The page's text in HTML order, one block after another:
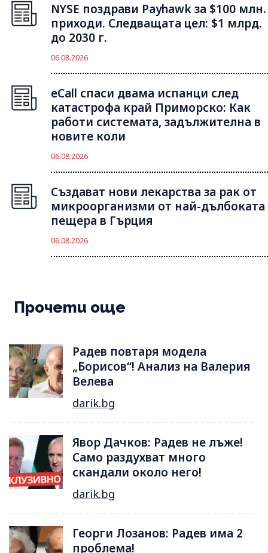
NYSE поздрави Payhawk за $100 млн.
приходи. Следващата цел: $1 млрд.
до 2030 г.
06.08.2026
eCall спаси двама испанци след
катастрофа край Приморско: Как
работи системата, задължителна в
новите коли
06.08.2026
Създават нови лекарства за рак от
микроорганизми от най-дълбоката
пещера в Гърция
06.08.2026
Прочети още
Радев повтаря модела
„Борисов“! Анализ на Валерия
Велева
darik.bg
Явор Дачков: Радев не лъже!
Само раздухват много
скандали около него!
darik.bg
Георги Лозанов: Радев има 2
проблема!